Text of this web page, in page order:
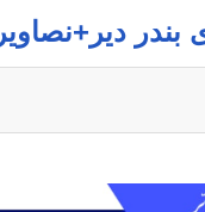
دیر+نصاویر